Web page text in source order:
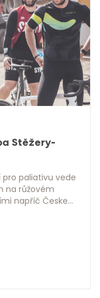
Stěžery-
paliativu vede
na růžovém
napříč Českem,
Přijďte na
nebo se
8hodin.